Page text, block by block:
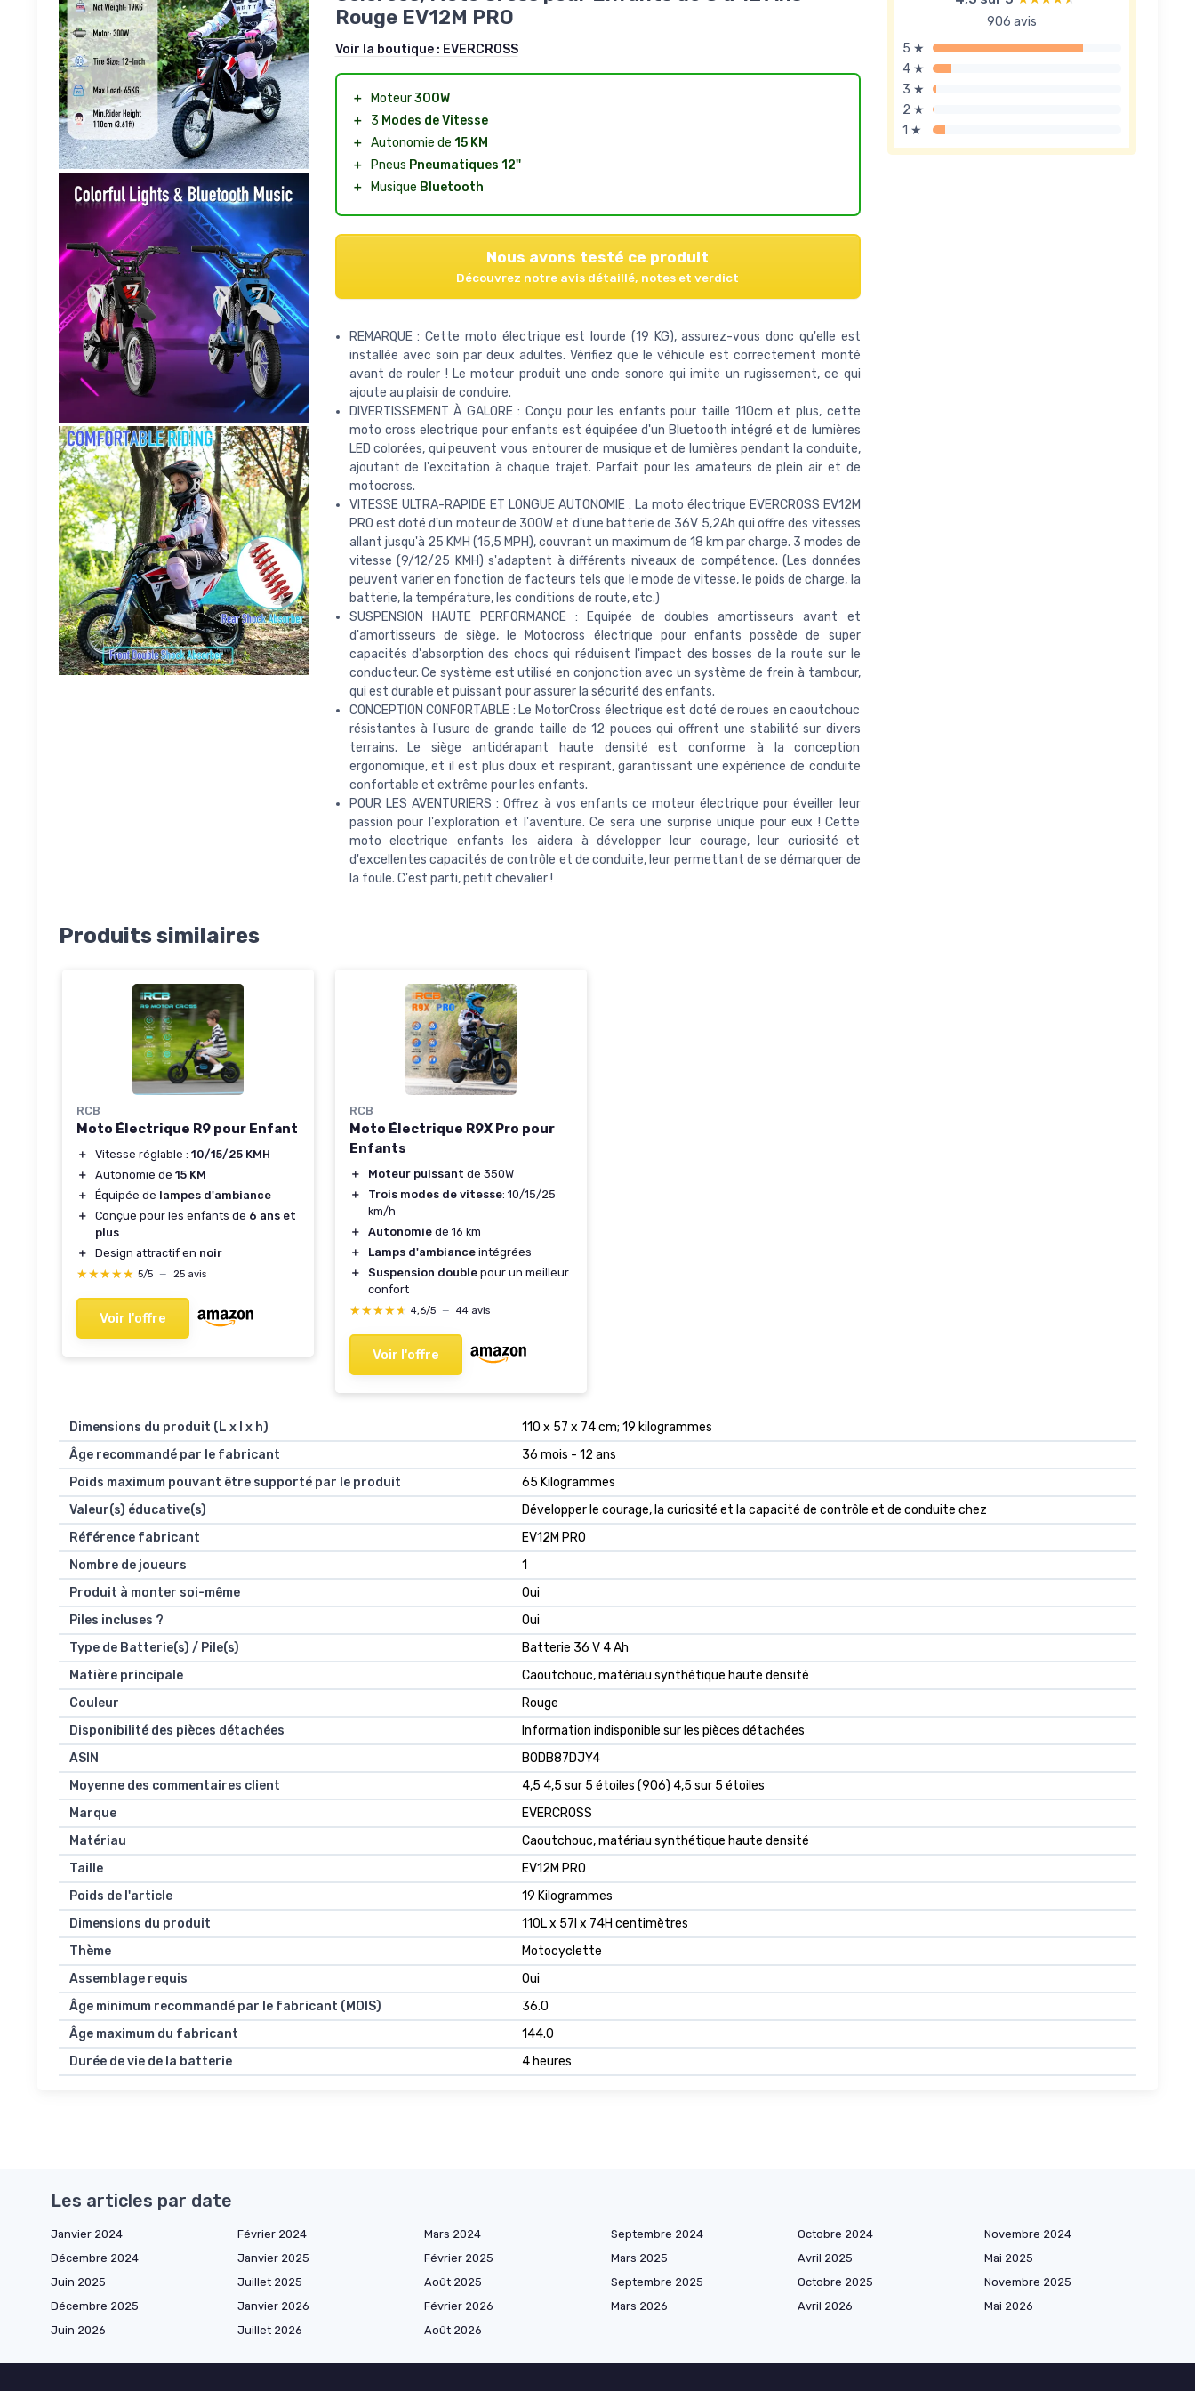
906 avis
5 ★
4 ★
3 ★
2 ★
1 ★
Rouge EV12M PRO
Voir la boutique : EVERCROSS
＋ Moteur300W
＋
3 Modes de Vitesse
＋ Autonomie de 15 KM
＋
Pneus Pneumatiques 12''
＋
Musique Bluetooth
Nous avons testé ce produit
Découvrez notre avis détaillé, notes et verdict
REMARQUE : Cette moto électrique est lourde (19 KG), assurez-vous donc qu'elle est
installée avec soin par deux adultes. Vérifiez que le véhicule est correctement monté
avant de rouler ! Le moteur produit une onde sonore qui imite un rugissement, ce qui
ajoute au plaisir de conduire.
DIVERTISSEMENT À GALORE : Conçu pour les enfants pour taille 110cm et plus, cette
moto cross electrique pour enfants est équipéee d'un Bluetooth intégré et de lumières
LED colorées, qui peuvent vous entourer de musique et de lumières pendant la conduite,
ajoutant de l'excitation à chaque trajet. Parfait pour les amateurs de plein air et de
motocross.
VITESSE ULTRA-RAPIDE ET LONGUE AUTONOMIE : La moto électrique EVERCROSS EV12M
PRO est doté d'un moteur de 300W et d'une batterie de 36V 5,2Ah qui offre des vitesses
allant jusqu'à 25 KMH (15,5 MPH), couvrant un maximum de 18 km par charge. 3 modes de
vitesse (9/12/25 KMH) s'adaptent à différents niveaux de compétence. (Les données
peuvent varier en fonction de facteurs tels que le mode de vitesse, le poids de charge, la
batterie, la température, les conditions de route, etc.)
SUSPENSION HAUTE PERFORMANCE : Equipée de doubles amortisseurs avant et
d'amortisseurs de siège, le Motocross électrique pour enfants possède de super
capacités d'absorption des chocs qui réduisent l'impact des bosses de la route sur le
conducteur. Ce système est utilisé en conjonction avec un système de frein à tambour,
qui est durable et puissant pour assurer la sécurité des enfants.
CONCEPTION CONFORTABLE : Le MotorCross électrique est doté de roues en caoutchouc
résistantes à l'usure de grande taille de 12 pouces qui offrent une stabilité sur divers
terrains. Le siège antidérapant haute densité est conforme à la conception
ergonomique, et il est plus doux et respirant, garantissant une expérience de conduite
confortable et extrême pour les enfants.
POUR LES AVENTURIERS : Offrez à vos enfants ce moteur électrique pour éveiller leur
passion pour l'exploration et l'aventure. Ce sera une surprise unique pour eux ! Cette
moto electrique enfants les aidera à développer leur courage, leur curiosité et
d'excellentes capacités de contrôle et de conduite, leur permettant de se démarquer de
la foule. C'est parti, petit chevalier !
Produits similaires
RCB
Moto Électrique R9 pour Enfant
＋ Vitesse réglable : 10/15/25 KMH
＋
Autonomie de 15 KM
＋
Équipée de lampes d'ambiance
＋
Conçue pour les enfants de 6 ans et
plus
＋
Design attractif en noir
★★★★★
★★★★★ 5/5 — 25 avis
Voir l'offre
RCB
Moto Électrique R9X Pro pour
Enfants
＋ Moteur puissant de 350W
＋
Trois modes de vitesse: 10/15/25
km/h
＋
Autonomie de 16 km
＋
Lamps d'ambiance intégrées
＋
Suspension double pour un meilleur
confort
★★★★★
★★★★★ 4,6/5 — 44 avis
Voir l'offre
Dimensions du produit (L x l x h)
‎110 x 57 x 74 cm; 19 kilogrammes
Âge recommandé par le fabricant
‎36 mois - 12 ans
Poids maximum pouvant être supporté par le produit
‎65 Kilogrammes
Valeur(s) éducative(s)
‎Développer le courage, la curiosité et la capacité de contrôle et de conduite chez
Référence fabricant
‎EV12M PRO
Nombre de joueurs
‎1
Produit à monter soi-même
‎Oui
Piles incluses ?
‎Oui
Type de Batterie(s) / Pile(s)
‎Batterie 36 V 4 Ah
Matière principale
‎Caoutchouc, matériau synthétique haute densité
Couleur
‎Rouge
Disponibilité des pièces détachées
‎Information indisponible sur les pièces détachées
ASIN
B0DB87DJY4
Moyenne des commentaires client
4,5 4,5 sur 5 étoiles (906) 4,5 sur 5 étoiles
Marque
EVERCROSS
Matériau
Caoutchouc, matériau synthétique haute densité
Taille
EV12M PRO
Poids de l'article
19 Kilogrammes
Dimensions du produit
110L x 57l x 74H centimètres
Thème
Motocyclette
Assemblage requis
Oui
Âge minimum recommandé par le fabricant (MOIS)
36.0
Âge maximum du fabricant
144.0
Durée de vie de la batterie
4 heures
Les articles par date
Janvier 2024 Février 2024 Mars 2024 Septembre 2024 Octobre 2024
Novembre 2024
Décembre 2024
Janvier 2025 Février 2025 Mars 2025 Avril 2025
Mai 2025
Juin 2025
Juillet 2025 Août 2025 Septembre 2025 Octobre 2025
Novembre 2025
Décembre 2025
Janvier 2026 Février 2026 Mars 2026 Avril 2026
Mai 2026
Juin 2026
Juillet 2026 Août 2026